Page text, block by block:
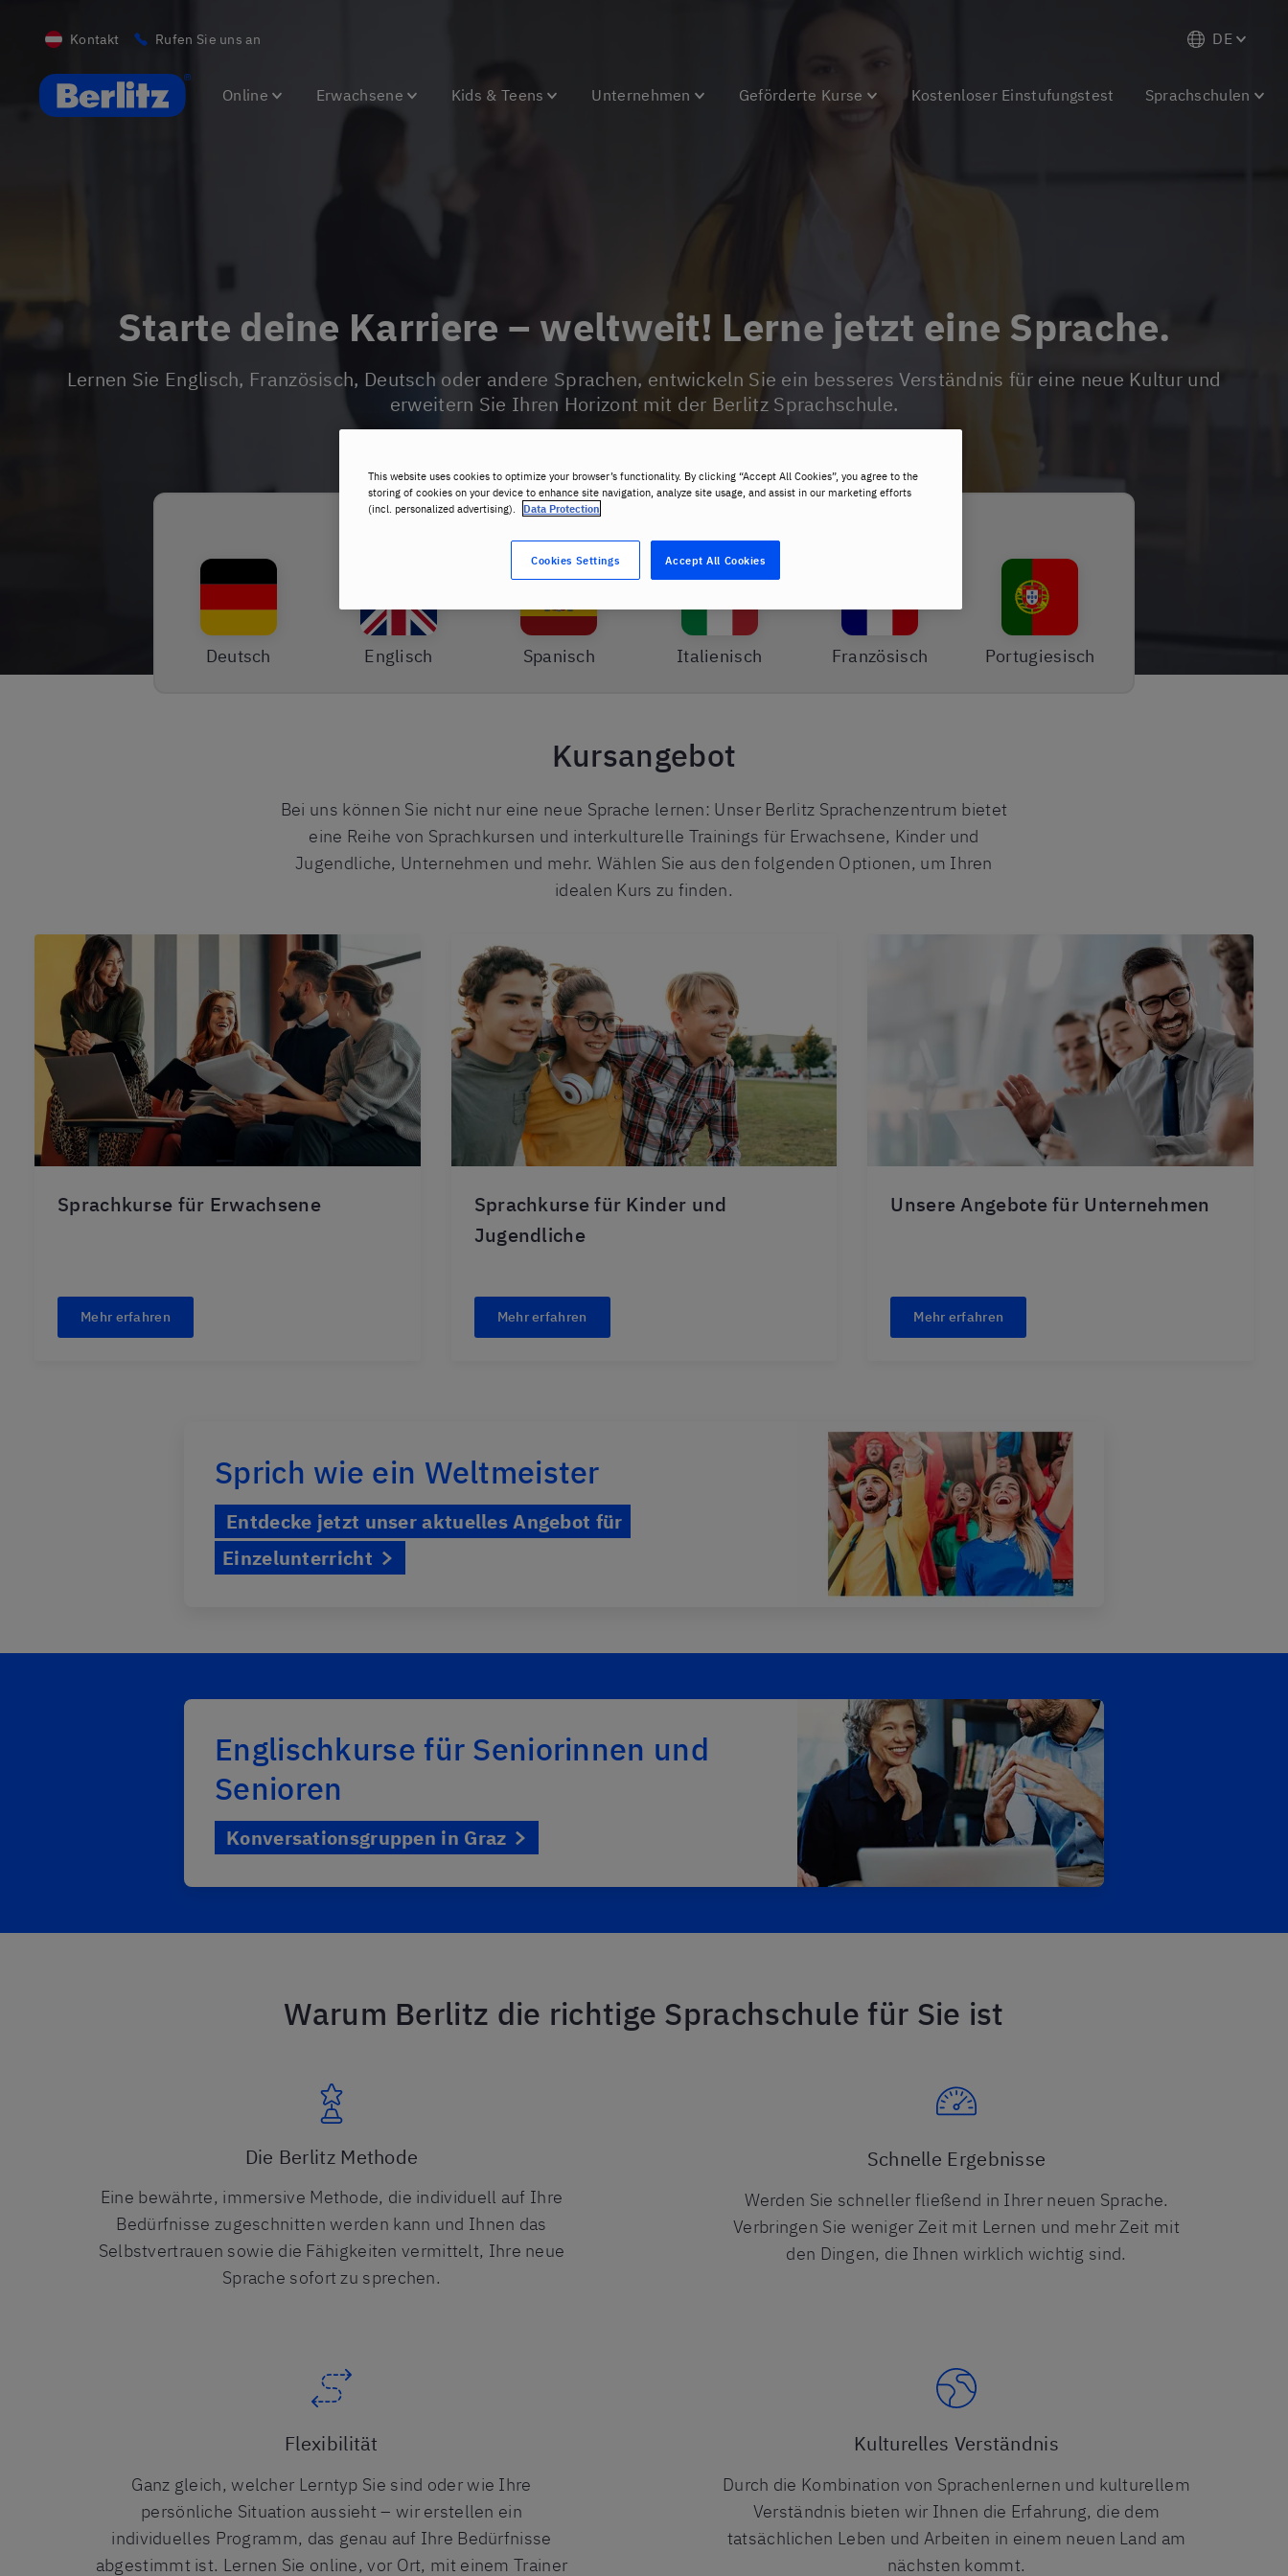
Kontakt Rufen Sie uns an DE
Berlitz AT
Online Erwachsene Kids & Teens Unternehmen Geförderte Kurse Kostenloser Einstufungstest Sprachschulen
Starte deine Karriere – weltweit! Lerne jetzt eine Sprache.
Lernen Sie Englisch, Französisch, Deutsch oder andere Sprachen, entwickeln Sie ein besseres Verständnis für eine neue Kultur und
erweitern Sie Ihren Horizont mit der Berlitz Sprachschule.
Welche Sprache willst du sprechen?
Deutsch Englisch Spanisch Italienisch Französisch Portugiesisch
Kursangebot
Bei uns können Sie nicht nur eine neue Sprache lernen: Unser Berlitz Sprachenzentrum bietet
eine Reihe von Sprachkursen und interkulturelle Trainings für Erwachsene, Kinder und
Jugendliche, Unternehmen und mehr. Wählen Sie aus den folgenden Optionen, um Ihren
idealen Kurs zu finden.
Sprachkurse für Erwachsene
Mehr erfahren
Sprachkurse für Kinder und
Jugendliche
Mehr erfahren
Unsere Angebote für Unternehmen
Mehr erfahren
Sprich wie ein Weltmeister
Entdecke jetzt unser aktuelles Angebot für
Einzelunterricht
Englischkurse für Seniorinnen und
Senioren
Konversationsgruppen in Graz
Warum Berlitz die richtige Sprachschule für Sie ist
Die Berlitz Methode
Eine bewährte, immersive Methode, die individuell auf Ihre
Bedürfnisse zugeschnitten werden kann und Ihnen das
Selbstvertrauen sowie die Fähigkeiten vermittelt, Ihre neue
Sprache sofort zu sprechen.
Schnelle Ergebnisse
Werden Sie schneller fließend in Ihrer neuen Sprache.
Verbringen Sie weniger Zeit mit Lernen und mehr Zeit mit
den Dingen, die Ihnen wirklich wichtig sind.
Flexibilität
Ganz gleich, welcher Lerntyp Sie sind oder wie Ihre
persönliche Situation aussieht – wir erstellen ein
individuelles Programm, das genau auf Ihre Bedürfnisse
abgestimmt ist. Lernen Sie online, vor Ort, mit einem Trainer
Kulturelles Verständnis
Durch die Kombination von Sprachenlernen und kulturellem
Verständnis bieten wir Ihnen die Erfahrung, die dem
tatsächlichen Leben und Arbeiten in einem neuen Land am
nächsten kommt.
This website uses cookies to optimize your browser’s functionality. By clicking “Accept All Cookies”, you agree to the
storing of cookies on your device to enhance site navigation, analyze site usage, and assist in our marketing efforts
(incl. personalized advertising). Data Protection
Accept All Cookies
Cookies Settings